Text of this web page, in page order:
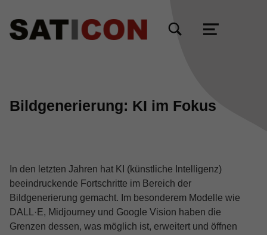
TOGGLE SEARCH FORM MODAL BOX
MENU
Bildgenerierung: KI im Fokus
In den letzten Jahren hat KI (künstliche Intelligenz)
beeindruckende Fortschritte im Bereich der
Bildgenerierung gemacht. Im besonderem Modelle wie
DALL·E, Midjourney und Google Vision haben die
Grenzen dessen, was möglich ist, erweitert und öffnen